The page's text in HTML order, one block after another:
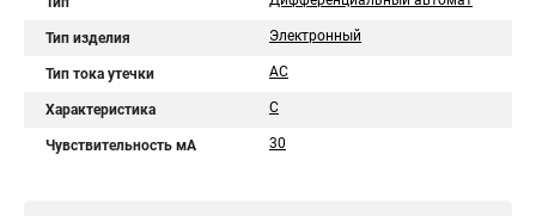
Тип изделия Электронный
Тип тока утечки AC
Характеристика C
Чувствительность мА 30